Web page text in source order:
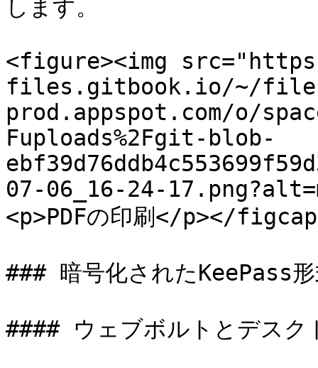
します。
<figure><img
files.gitbook.io/~/
prod.appspot.com/o/
Fuploads%2Fgit-blob-
07-06_16-24-
<p>PDFの印刷</p></
### 暗号化されたKeePass
#### ウェブボルトとデスク